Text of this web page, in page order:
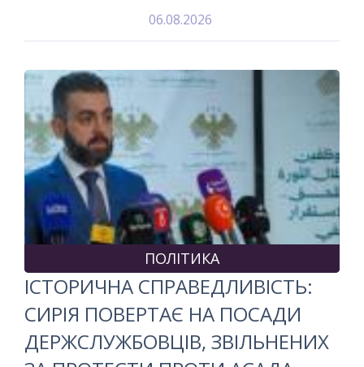
06.08.2026
ПОЛІТИКА
ІСТОРИЧНА СПРАВЕДЛИВІСТЬ:
СИРІЯ ПОВЕРТАЄ НА ПОСАДИ
ДЕРЖСЛУЖБОВЦІВ, ЗВІЛЬНЕНИХ